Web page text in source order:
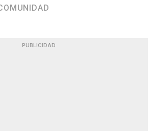
PUBLICIDAD